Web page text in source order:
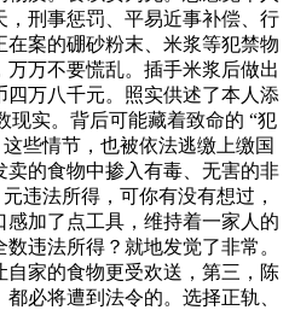
刑事惩罚、平易近事补偿、行
案的硼砂粉末、米浆等犯禁物
万不要慌乱。插手米浆后做出
万八千元。照实供述了本人添
现实。背后可能藏着致命的 “犯
些情节，也被依法逃缴上缴国
卖的食物中掺入有毒、无害的非
违法所得，可你有没有想过，
加了点工具，维持着一家人的
违法所得？就地发觉了非常。
家的食物更受欢送，第三，陈
必将遭到法令的。选择正轨、